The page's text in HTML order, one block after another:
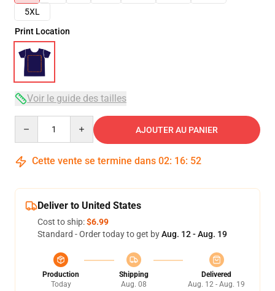
5XL
Print Location
Voir le guide des tailles
AJOUTER AU PANIER
Cette vente se termine dans 02: 16: 52
Deliver to United States
Cost to ship:$6.99
Standard - Order today to get byAug. 12 - Aug. 19
Production
Today
Shipping
Aug. 08
Delivered
Aug. 12 - Aug. 19